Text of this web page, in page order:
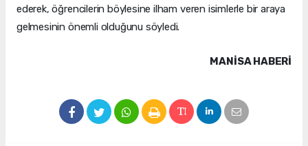
ederek, öğrencilerin böylesine ilham veren isimlerle bir araya
gelmesinin önemli olduğunu söyledi.
MANISA HABERİ